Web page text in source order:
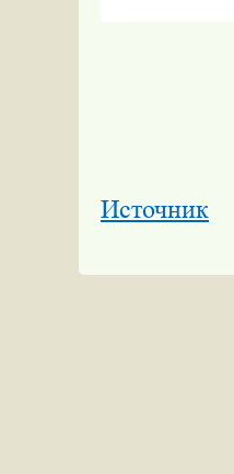
Источник